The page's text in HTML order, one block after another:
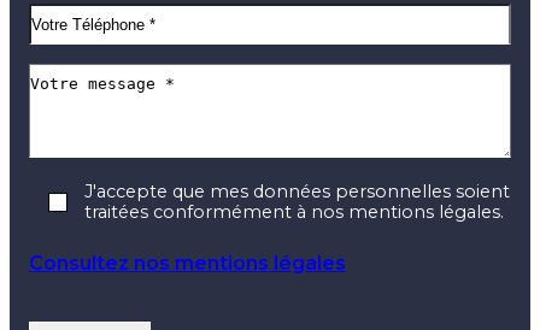
J'accepte que mes données personnelles soient
traitées conformément à nos mentions légales.
Consultez nos mentions légales